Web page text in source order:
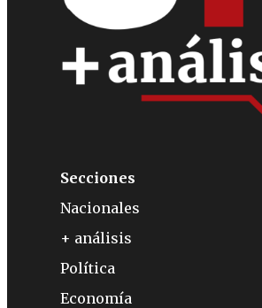
Secciones
Nacionales
+ análisis
Política
Economía